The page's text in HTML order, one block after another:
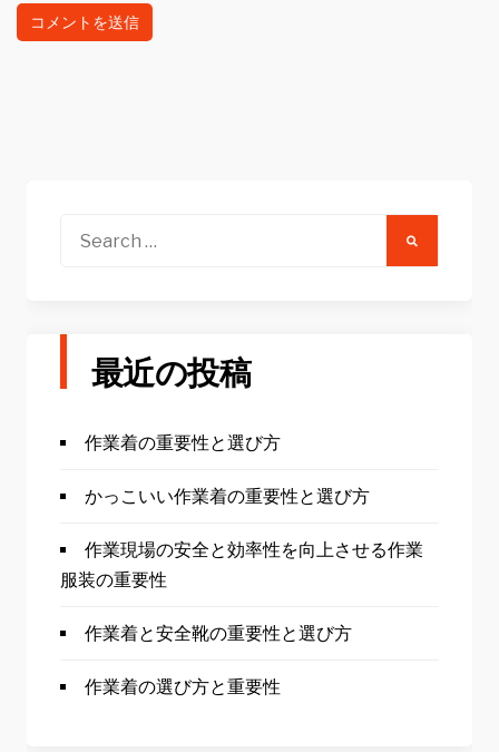
Search
最近の投稿
作業着の重要性と選び方
かっこいい作業着の重要性と選び方
作業現場の安全と効率性を向上させる作業
服装の重要性
作業着と安全靴の重要性と選び方
作業着の選び方と重要性